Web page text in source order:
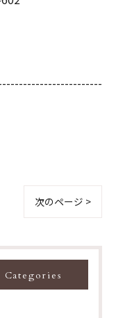
次のページ >
Categories